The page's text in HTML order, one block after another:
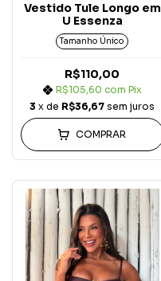
Vestido Tule Longo em
U Essenza
Tamanho Único
R$110,00
R$105,60 com Pix
3 x de R$36,67 sem juros
COMPRAR